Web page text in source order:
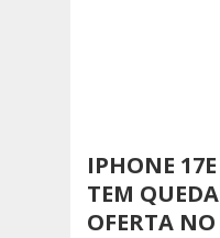
IPHONE
TEM
OFERTA